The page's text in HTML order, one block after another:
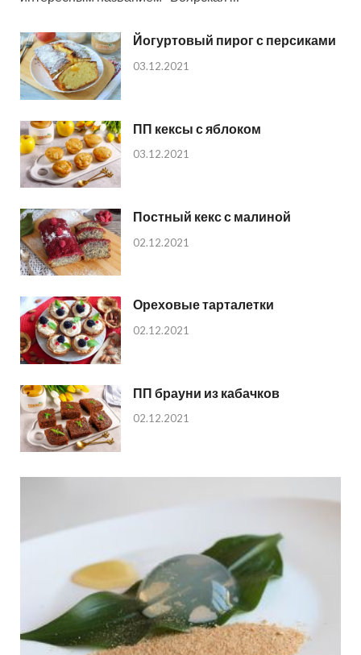
Йогуртовый пирог с персиками
03.12.2021
ПП кексы с яблоком
03.12.2021
Постный кекс с малиной
02.12.2021
Ореховые тарталетки
02.12.2021
ПП брауни из кабачков
02.12.2021